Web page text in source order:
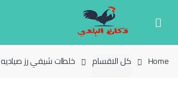
Home كل الاقسام خلطات شيفي رز صياديه